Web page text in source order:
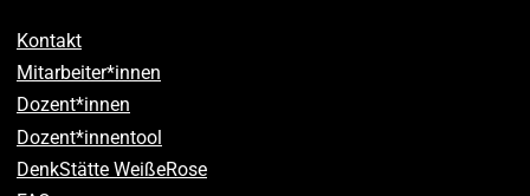
Kontakt
Mitarbeiter*innen
Dozent*innen
Dozent*innentool
DenkStätte WeißeRose